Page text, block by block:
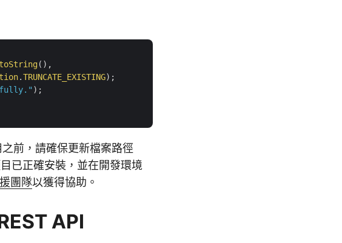
toString(),
.TRUNCATE_EXISTING);
);
前，請確保更新檔案路徑
已正確安裝，並在開發環境
團隊以獲得協助。
API